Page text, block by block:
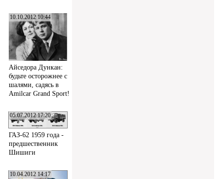
10.10.2012 10:44
Айседора Дункан:
будьте осторожнее с
шалями, садясь в
Amilcar Grand Sport!
05.07.2012 17:20
ГАЗ-62 1959 года -
предшественник
Шишиги
10.04.2012 14:17